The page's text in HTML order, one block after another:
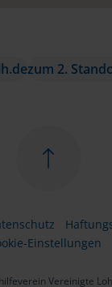
zum 2.
Einstellungen
Vereinigte